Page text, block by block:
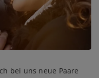
bei uns neue Paare